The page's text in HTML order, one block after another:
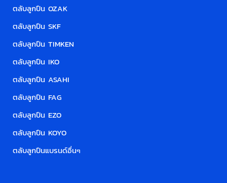
ตลับลูกปืน OZAK
ตลับลูกปืน SKF
ตลับลูกปืน TIMKEN
ตลับลูกปืน IKO
ตลับลูกปืน ASAHI
ตลับลูกปืน FAG
ตลับลูกปืน EZO
ตลับลูกปืน KOYO
ตลับลูกปืนแบรนด์อื่นๆ